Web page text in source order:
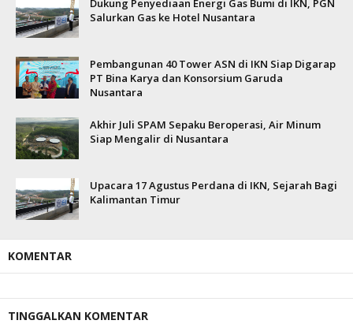
Dukung Penyediaan Energi Gas Bumi di IKN, PGN
Salurkan Gas ke Hotel Nusantara
Pembangunan 40 Tower ASN di IKN Siap Digarap
PT Bina Karya dan Konsorsium Garuda
Nusantara
Akhir Juli SPAM Sepaku Beroperasi, Air Minum
Siap Mengalir di Nusantara
Upacara 17 Agustus Perdana di IKN, Sejarah Bagi
Kalimantan Timur
KOMENTAR
TINGGALKAN KOMENTAR